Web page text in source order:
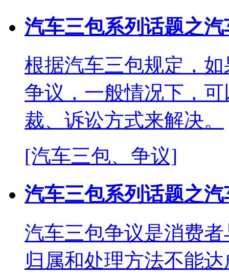
汽车三包系列话题之
根据汽车三包规定，
争议，一般情况下，
裁、诉讼方式来解决。
[汽车三包、争议]
汽车三包系列话题之
汽车三包争议是消费
归属和处理方法不能